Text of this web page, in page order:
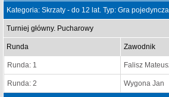
Kategoria: Skrzaty - do 12 lat. Typ: Gra
Turniej główny. Pucharowy
Runda Zawodnik
Runda: 1 Falisz
Runda: 2 Wygona Jan